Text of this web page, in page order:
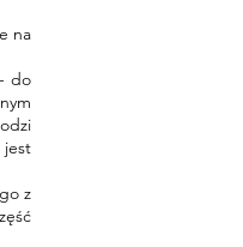
na
do
jest
z